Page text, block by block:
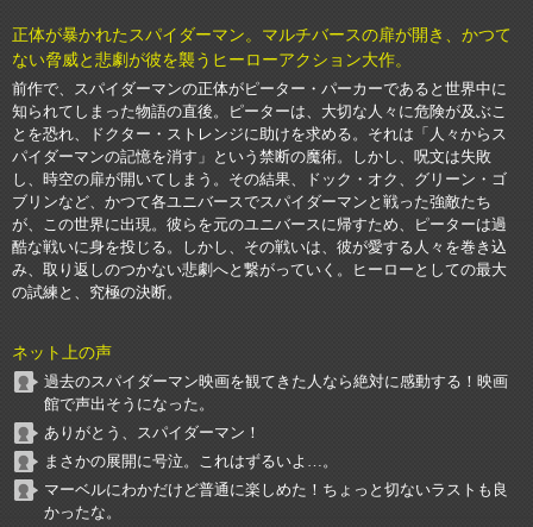
正体が暴かれたスパイダーマン。マルチバースの扉が開き、かつて
ない脅威と悲劇が彼を襲うヒーローアクション大作。
前作で、スパイダーマンの正体がピーター・パーカーであると世界中に
知られてしまった物語の直後。ピーターは、大切な人々に危険が及ぶこ
とを恐れ、ドクター・ストレンジに助けを求める。それは「人々からス
パイダーマンの記憶を消す」という禁断の魔術。しかし、呪文は失敗
し、時空の扉が開いてしまう。その結果、ドック・オク、グリーン・ゴ
ブリンなど、かつて各ユニバースでスパイダーマンと戦った強敵たち
が、この世界に出現。彼らを元のユニバースに帰すため、ピーターは過
酷な戦いに身を投じる。しかし、その戦いは、彼が愛する人々を巻き込
み、取り返しのつかない悲劇へと繋がっていく。ヒーローとしての最大
の試練と、究極の決断。
ネット上の声
過去のスパイダーマン映画を観てきた人なら絶対に感動する！映画
館で声出そうになった。
ありがとう、スパイダーマン！
まさかの展開に号泣。これはずるいよ…。
マーベルにわかだけど普通に楽しめた！ちょっと切ないラストも良
かったな。